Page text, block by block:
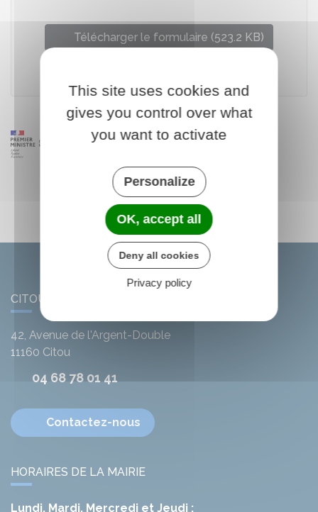
Télécharger le formulaire (523.2 KB)
CITOU
42, Avenue de l'Argent-Double
11160 Citou
04 68 78 01 41
Contactez-nous
HORAIRES DE LA MAIRIE
Lundi, Mardi, Mercredi et Jeudi :
This site uses cookies and
gives you control over what
you want to activate
Personalize
OK, accept all
Deny all cookies
Privacy policy